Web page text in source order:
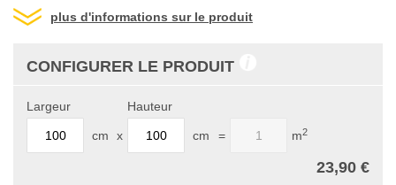
plus d'informations sur le produit
CONFIGURER LE PRODUIT
Largeur
cm x
Hauteur
cm = m2
23,90 €